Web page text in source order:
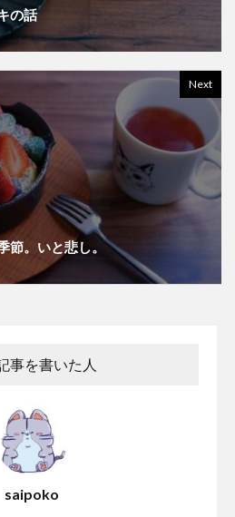
の話
Next
節。いと悲し。
事を書いた人
saipoko